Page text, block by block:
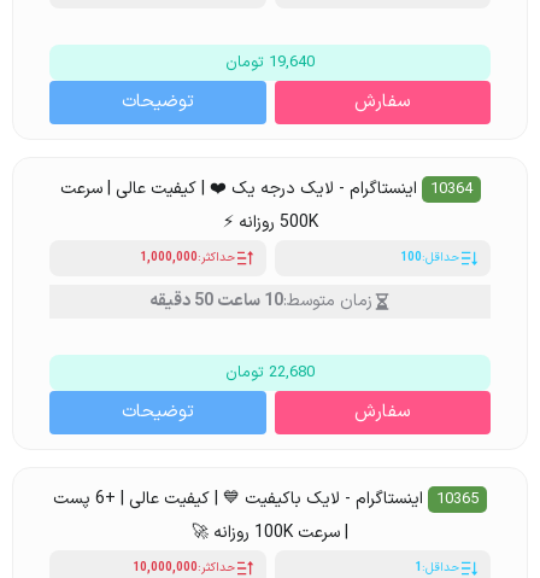
19,640 تومان
سفارش توضیحات
10364
اینستاگرام - لایک درجه یک ❤️ | کیفیت عالی | سرعت
500K روزانه ⚡
حداقل:100 حداکثر:1,000,000
زمان متوسط:10 ساعت 50 دقیقه
22,680 تومان
سفارش توضیحات
10365
اینستاگرام - لایک باکیفیت 💙 | کیفیت عالی | +6 پست
| سرعت 100K روزانه 🚀
حداقل: 1 حداکثر:10,000,000